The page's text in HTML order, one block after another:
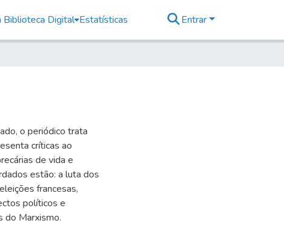
Biblioteca Digital Estatísticas Entrar
o periódico trata
críticas ao
de vida e
estão: a luta dos
francesas,
políticos e
do Marxismo.